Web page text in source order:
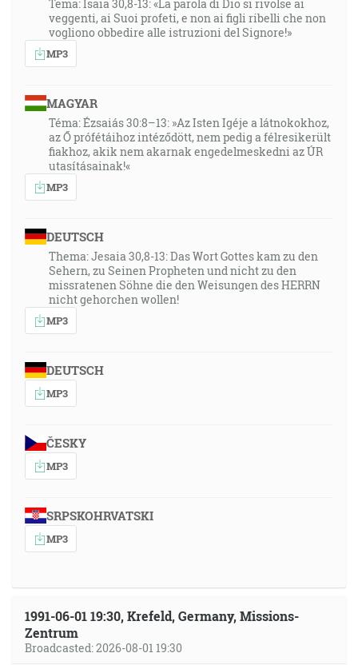
Tema: Isaia 30,8-13: «La parola di Dio si rivolse ai
veggenti, ai Suoi profeti, e non ai figli ribelli che non
vogliono obbedire alle istruzioni del Signore!»
MP3
MAGYAR
Téma: Ézsaiás 30:8–13: »Az Isten Igéje a látnokokhoz,
az Ő prófétáihoz intéződött, nem pedig a félresikerült
fiakhoz, akik nem akarnak engedelmeskedni az ÚR
utasításainak!«
MP3
DEUTSCH
Thema: Jesaia 30,8-13: Das Wort Gottes kam zu den
Sehern, zu Seinen Propheten und nicht zu den
missratenen Söhne die den Weisungen des HERRN
nicht gehorchen wollen!
MP3
DEUTSCH
MP3
ČESKY
MP3
SRPSKOHRVATSKI
MP3
1991-06-01 19:30, Krefeld, Germany, Missions-
Zentrum
Broadcasted: 2026-08-01 19:30